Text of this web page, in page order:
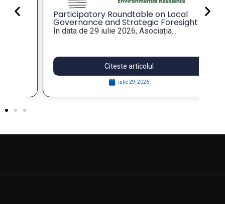
Participatory Roundtable on Local
Governance and Strategic Foresight
for Resilient Public Policies, within the
În data de 29 iulie 2026, Asociația...
Citeste articolul
iulie 29, 2026